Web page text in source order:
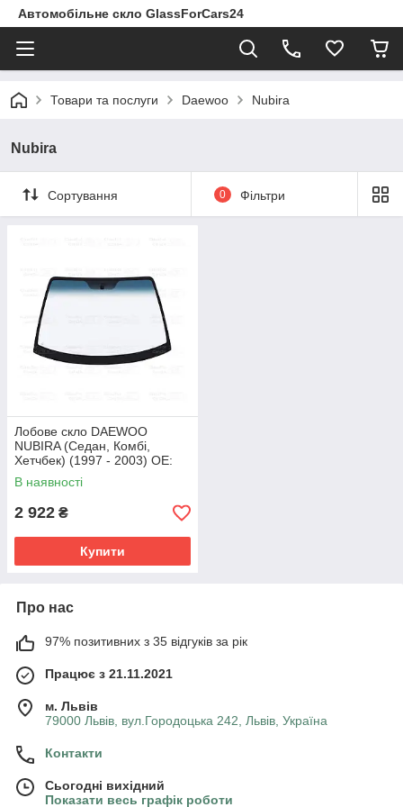
Автомобільне скло GlassForCars24
Товари та послуги Daewoo Nubira
Nubira
Сортування 0 Фільтри
Лобове скло DAEWOO
NUBIRA (Седан, Комбі,
Хетчбек) (1997 - 2003) OE:
96305847, EC 96 305 847,
EC96305847
В наявності
2 922 ₴
Купити
Про нас
97% позитивних з 35 відгуків за рік
Працює з 21.11.2021
м. Львів
79000 Львів, вул.Городоцька 242, Львів, Україна
Контакти
Сьогодні вихідний
Показати весь графік роботи